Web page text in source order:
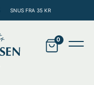
SNUS FRA 35 KR